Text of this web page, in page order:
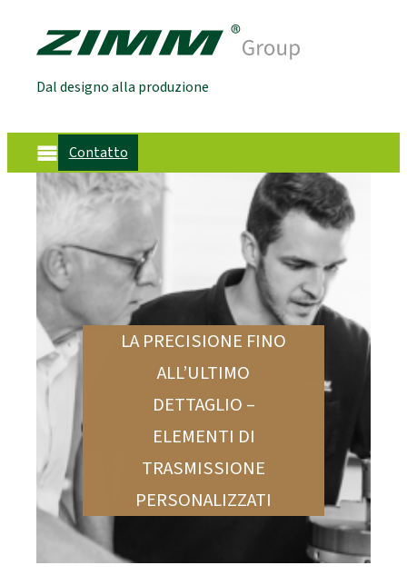
Dal designo alla produzione
Contatto
LA PRECISIONE FINO
ALL’ULTIMO
DETTAGLIO –
ELEMENTI DI
TRASMISSIONE
PERSONALIZZATI